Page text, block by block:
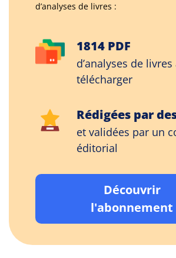
d’analyses de livres :
1814 PDF
d’analyses de livres
télécharger
Rédigées par
et validées par un
éditorial
Découvrir
l'abonnement